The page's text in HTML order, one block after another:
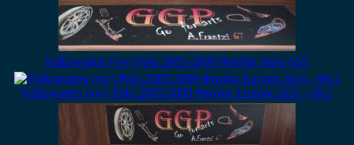
Volkswagen (vw) Polo 2005-2009 Φανάρι πίσω δεξί
Volkswagen (vw) Polo 2005-2009 Φανάρι Εμπρός Δεξί – Θc1